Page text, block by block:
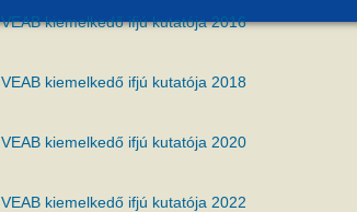
VEAB kiemelkedő ifjú kutatója 2016
VEAB kiemelkedő ifjú kutatója 2018
VEAB kiemelkedő ifjú kutatója 2020
VEAB kiemelkedő ifjú kutatója 2022